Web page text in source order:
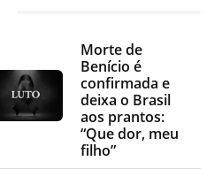
Morte de
Benício é
confirmada e
deixa o Brasil
aos prantos:
“Que dor, meu
filho”